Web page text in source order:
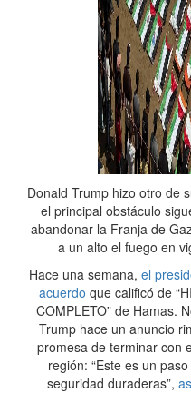
Donald Trump hizo otro de
el principal obstáculo
abandonar la Franja de
a un alto el fuego en
Hace una semana, el
acuerdo que calificó de
COMPLETO” de Hamas.
Trump hace un anuncio
promesa de terminar con
región: “Este es un
seguridad duraderas”,